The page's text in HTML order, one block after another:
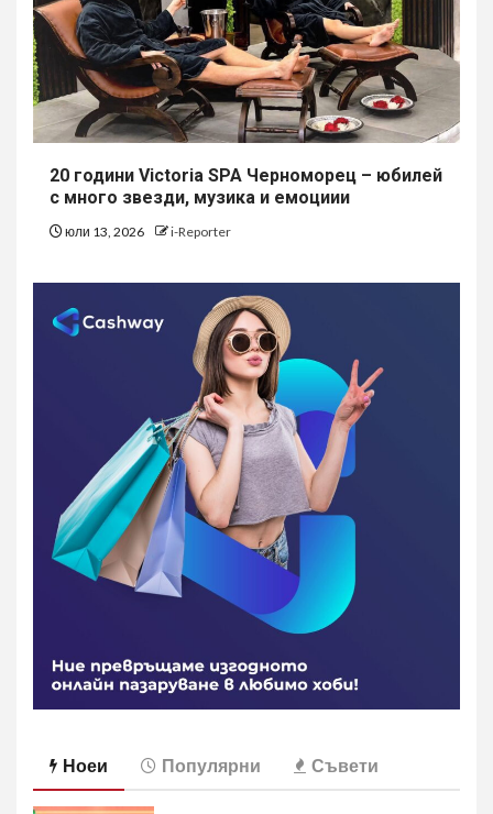
20 години Victoria SPA Черноморец – юбилей
с много звезди, музика и емоциии
юли 13, 2026 i-Reporter
Ноеи Популярни Съвети